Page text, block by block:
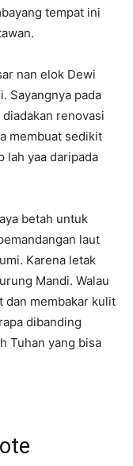
tempat ini
nan elok Dewi
Sayangnya pada
renovasi
membuat sedikit
lah yaa daripada
betah untuk
laut
Karena letak
Mandi. Walau
dan membakar kulit
dibanding
Tuhan yang bisa